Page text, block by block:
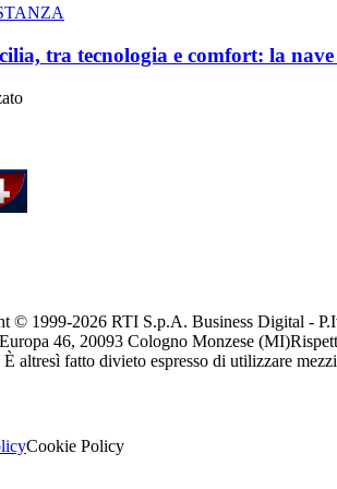
tra tecnologia e comfort: la
© 1999-2026 RTI S.p.A. Business Digital -
46, 20093 Cologno Monzese (MI)
altresì fatto divieto espresso di utilizzare
Cookie Policy